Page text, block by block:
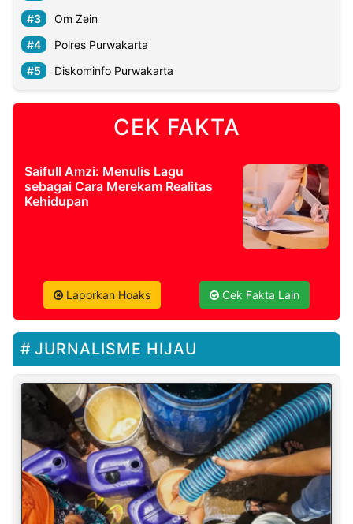
Om Zein
Polres Purwakarta
Diskominfo Purwakarta
CEK FAKTA
Saifull Amzi: Menulis Lagu
sebagai Cara Merekam Realitas
Kehidupan
Laporkan Hoaks Cek Fakta Lain
JURNALISME HIJAU